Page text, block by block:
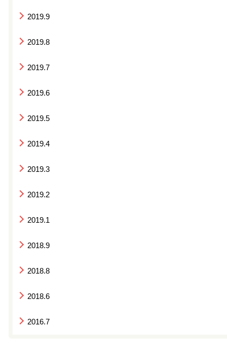
2019.9
2019.8
2019.7
2019.6
2019.5
2019.4
2019.3
2019.2
2019.1
2018.9
2018.8
2018.6
2016.7